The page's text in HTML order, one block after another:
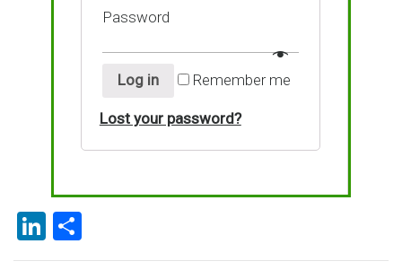
Password
Log in Remember me
Lost your password?
Li
n
ar